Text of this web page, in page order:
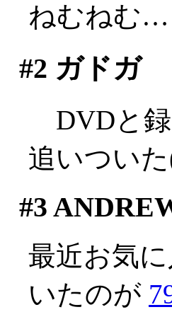
ねむねむ…
#2 ガドガ
DVDと録
追いつい
#3
最近お気
いたのが